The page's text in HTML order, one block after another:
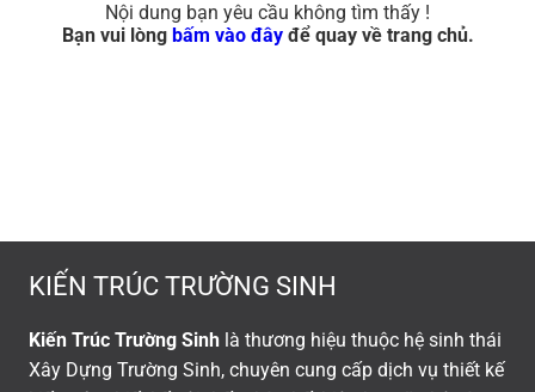
Nội dung bạn yêu cầu không tìm thấy !
Bạn vui lòng bấm vào đâyđể quay về trang chủ.
KIẾN TRÚC TRƯỜNG SINH
Kiến Trúc Trường Sinh là thương hiệu thuộc hệ sinh thái
Xây Dựng Trường Sinh, chuyên cung cấp dịch vụ thiết kế